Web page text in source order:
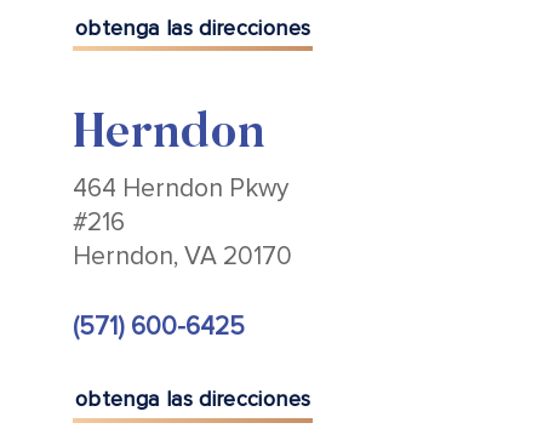
obtenga las direcciones
Herndon
464 Herndon Pkwy
#216
Herndon, VA 20170
(571) 600-6425
obtenga las direcciones